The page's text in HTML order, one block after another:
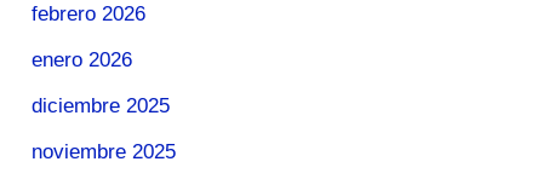
febrero 2026
enero 2026
diciembre 2025
noviembre 2025